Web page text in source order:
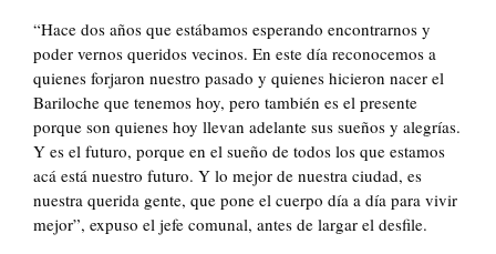
“Hace dos años que estábamos esperando encontrarnos y
poder vernos queridos vecinos. En este día reconocemos a
quienes forjaron nuestro pasado y quienes hicieron nacer el
Bariloche que tenemos hoy, pero también es el presente
porque son quienes hoy llevan adelante sus sueños y alegrías.
Y es el futuro, porque en el sueño de todos los que estamos
acá está nuestro futuro. Y lo mejor de nuestra ciudad, es
nuestra querida gente, que pone el cuerpo día a día para vivir
mejor”, expuso el jefe comunal, antes de largar el desfile.